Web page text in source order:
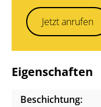
Jetzt anrufen
Eigenschaften
Beschichtung: